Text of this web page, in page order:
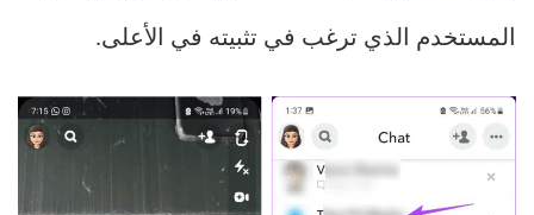
المستخدم الذي ترغب في تثبيته في الأعلى.